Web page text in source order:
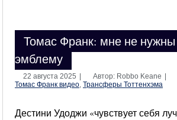
Томас Франк: мне не нужны
эмблему
22 августа 2025 Автор: Robbo Keane
Томас Франк видео, Трансферы Тоттенхэма
Дестини Удоджи «чувствует себя